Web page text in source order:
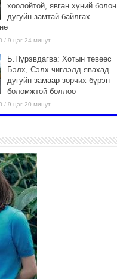
хоолойтой, явган хүний болон
дугуйн замтай байлгах
/ 9 цаг 24 минут
Б.Пүрэвдагва: Хотын төвөөс
Бэлх, Сэлх чиглэлд явахад
дугуйн замаар зорчих бүрэн
боломжтой боллоо
/ 9 цаг 20 минут
шугам хоолойн ажил 80
хувьтай үргэлжилж байна
/ 9 цаг 14 минут
Усархаг аадар бороо орж
байгаа тул аюулгүй байдлаа
хангаж, үер усны аюулаас
сэрэмжлэхийг нийслэлийн
анхааруулж байна
9 цаг 09 минут
техник хэрэгсэлтэй ажиллаж
эрсдэлээс сэргийлж